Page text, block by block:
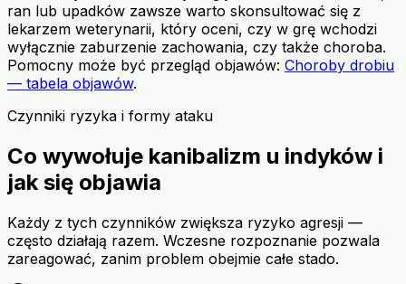
ran lub upadków zawsze warto skonsultować się z
lekarzem weterynarii, który oceni, czy w grę wchodzi
wyłącznie zaburzenie zachowania, czy także choroba.
Pomocny może być przegląd objawów: Choroby drobiu
— tabela objawów.
Czynniki ryzyka i formy ataku
Co wywołuje kanibalizm u indyków i
jak się objawia
Każdy z tych czynników zwiększa ryzyko agresji —
często działają razem. Wczesne rozpoznanie pozwala
zareagować, zanim problem obejmie całe stado.